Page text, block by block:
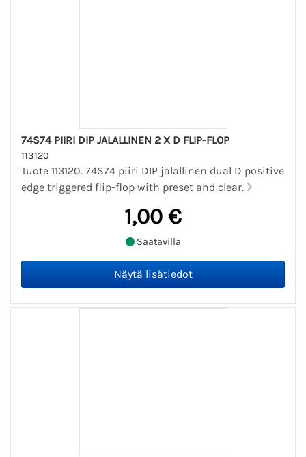
74S74 PIIRI DIP JALALLINEN 2 X D FLIP-FLOP
113120
Tuote 113120. 74S74 piiri DIP jalallinen dual D positive
edge triggered flip-flop with preset and clear.
1,00 €
Saatavilla